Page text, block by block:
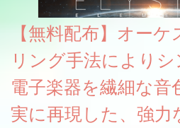
【無料配布】オー
リング手法により
電子楽器を繊細な音
実に再現した、強力